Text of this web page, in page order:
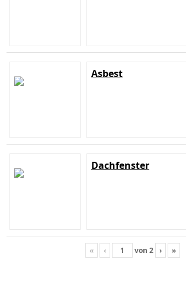
Asbest
Dachfenster
« ‹ von 2 › »